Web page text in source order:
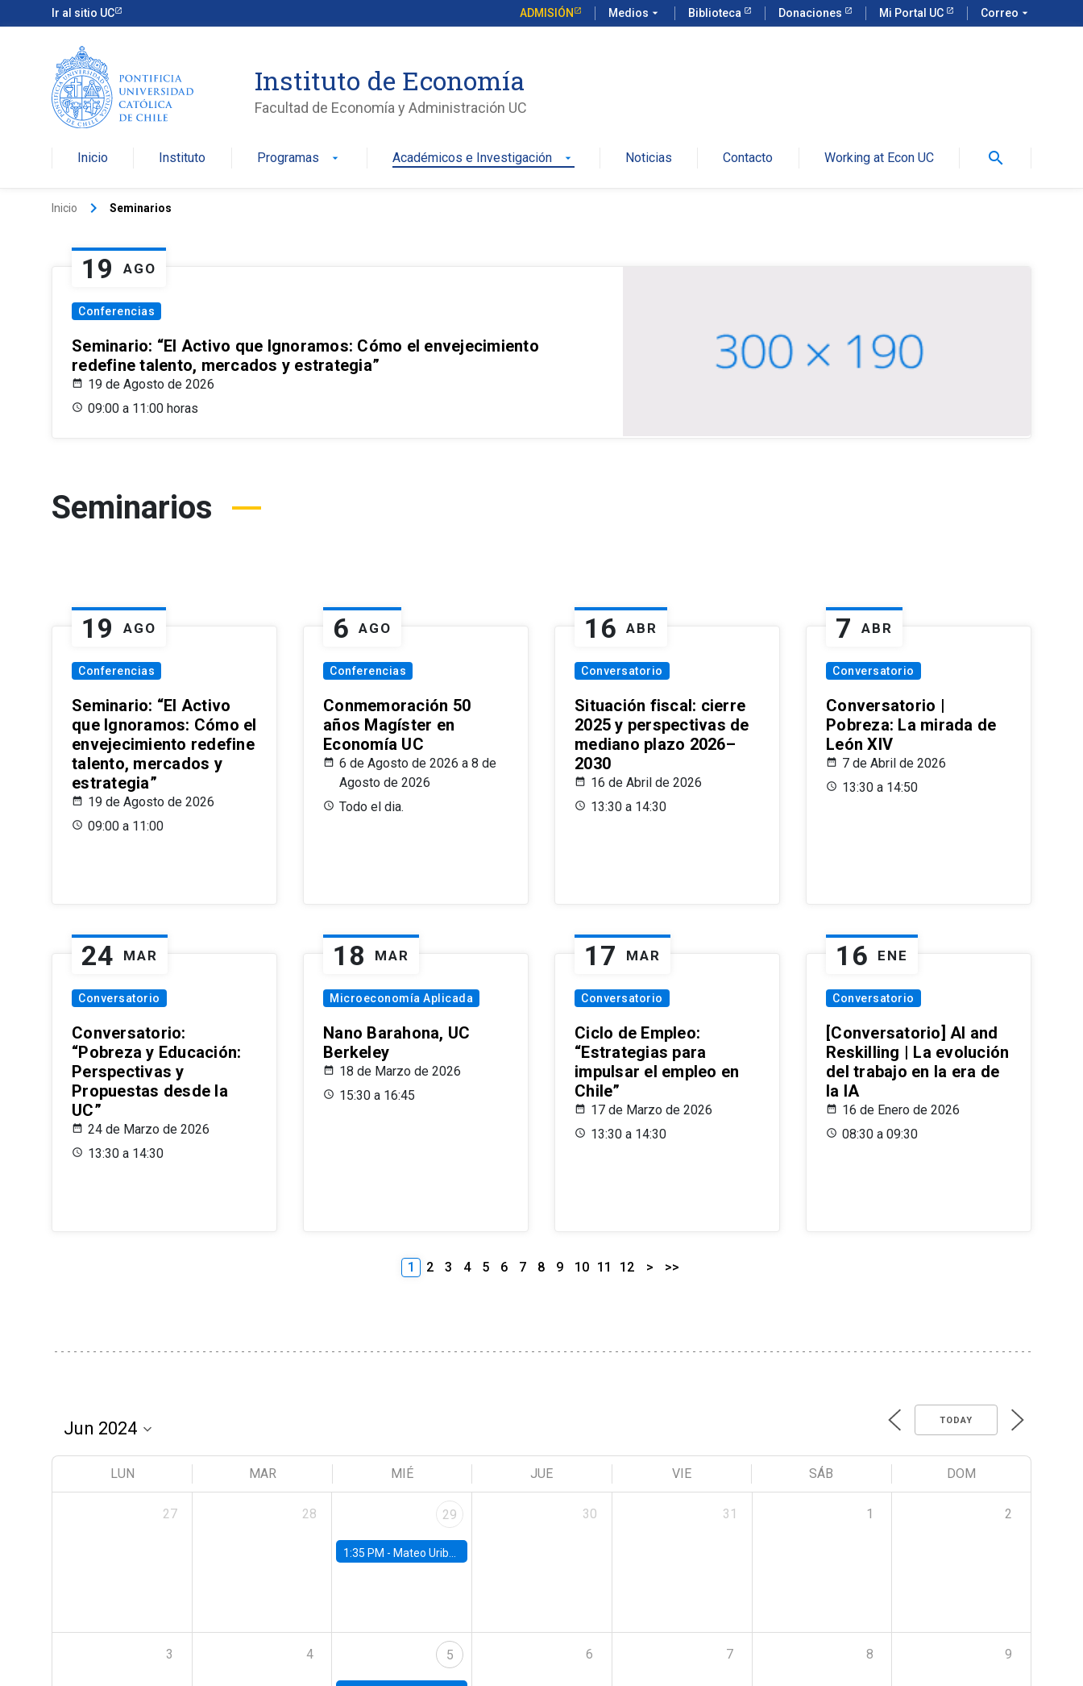
Ir al sitio UC ADMISIÓN Medios arrow_drop_down Biblioteca Donaciones Mi Portal UC Correo arrow_drop_down
Instituto de Economía
Facultad de Economía y Administración UC
Inicio Instituto Programas arrow_drop_down Académicos e Investigación arrow_drop_down Noticias Contacto Working at Econ UC search
Inicio keyboard_arrow_right Seminarios
19 AGO
Conferencias
Seminario: “El Activo que Ignoramos: Cómo el envejecimiento
redefine talento, mercados y estrategia”
19 de Agosto de 2026
09:00 a 11:00 horas
Seminarios
19 AGO
Conferencias
Seminario: “El Activo
que Ignoramos: Cómo el
envejecimiento redefine
talento, mercados y
estrategia”
19 de Agosto de 2026
09:00 a 11:00
6 AGO
Conferencias
Conmemoración 50
años Magíster en
Economía UC
6 de Agosto de 2026 a 8 de
Agosto de 2026
Todo el dia.
16 ABR
Conversatorio
Situación fiscal: cierre
2025 y perspectivas de
mediano plazo 2026–
2030
16 de Abril de 2026
13:30 a 14:30
7 ABR
Conversatorio
Conversatorio |
Pobreza: La mirada de
León XIV
7 de Abril de 2026
13:30 a 14:50
24 MAR
Conversatorio
Conversatorio:
“Pobreza y Educación:
Perspectivas y
Propuestas desde la
UC”
24 de Marzo de 2026
13:30 a 14:30
18 MAR
Microeconomía Aplicada
Nano Barahona, UC
Berkeley
18 de Marzo de 2026
15:30 a 16:45
17 MAR
Conversatorio
Ciclo de Empleo:
“Estrategias para
impulsar el empleo en
Chile”
17 de Marzo de 2026
13:30 a 14:30
16 ENE
Conversatorio
[Conversatorio] AI and
Reskilling | La evolución
del trabajo en la era de
la IA
16 de Enero de 2026
08:30 a 09:30
1 2 3 4 5 6 7 8 9 10 11 12 > >>
TODAY
LUN MAR MIÉ JUE VIE SÁB DOM
27 28 29
1:35 PM - Mateo Uribe-Castro, Universidad de los Andes (Colombia)
30 31 1 2
3 4 5 6 7 8 9